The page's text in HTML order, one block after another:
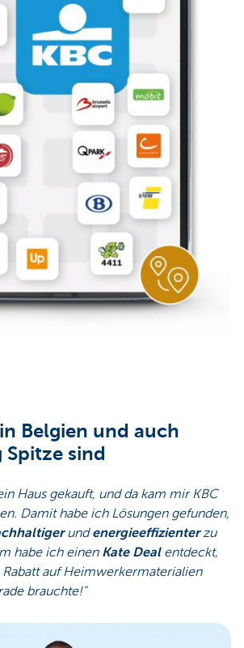
Belgien und auch
sind
Haus gekauft, und da kam mir KBC
Damit habe ich Lösungen gefunden,
undenergieeffizienterzu
habe ich einen Kate Dealentdeckt,
auf Heimwerkermaterialien
brauchte!"